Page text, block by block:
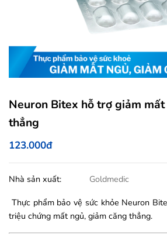
Neuron Bitex hỗ trợ giảm
thẳng
123.000đ
Nhà sản xuất:
Goldmedic
Thực phẩm bảo vệ sức khỏe Neuron
triệu chứng mất ngủ, giảm căng thẳng.